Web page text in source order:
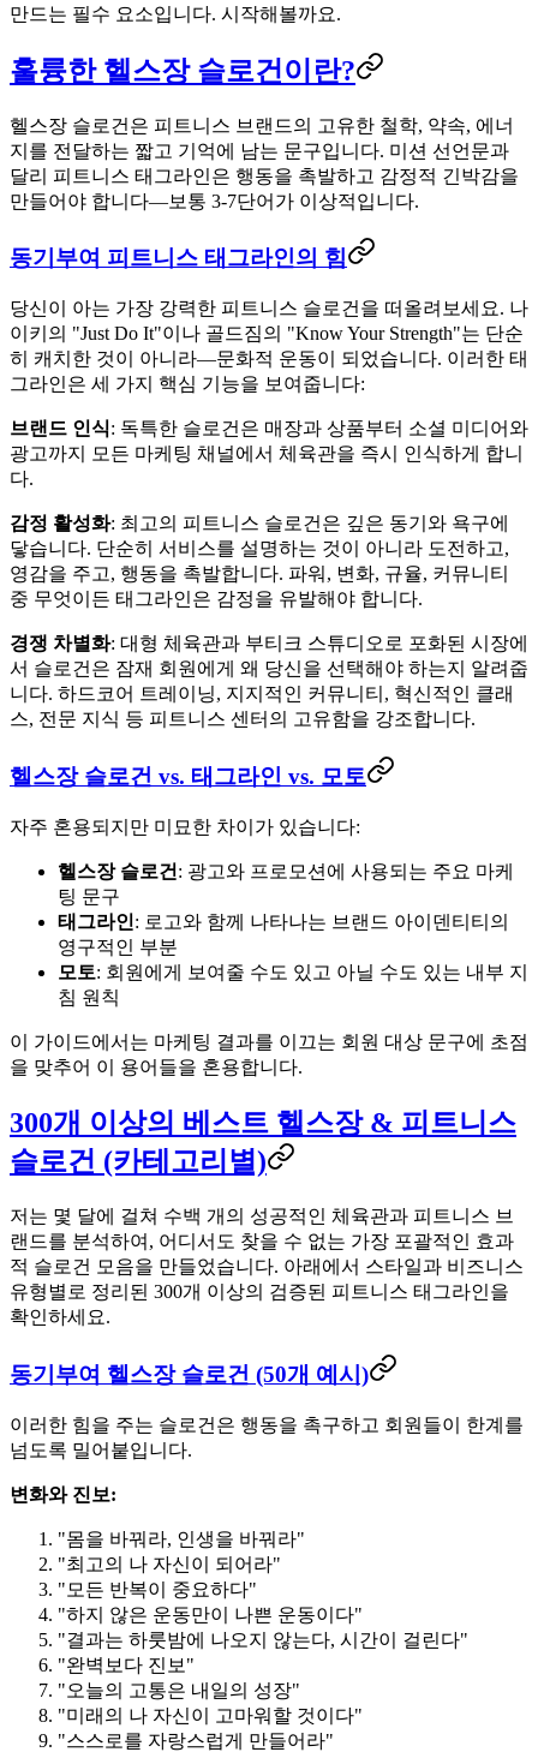
만드는 필수 요소입니다. 시작해볼까요.
훌륭한 헬스장 슬로건이란?
헬스장 슬로건은 피트니스 브랜드의 고유한 철학, 약속, 에너
지를 전달하는 짧고 기억에 남는 문구입니다. 미션 선언문과
달리 피트니스 태그라인은 행동을 촉발하고 감정적 긴박감을
만들어야 합니다—보통 3-7단어가 이상적입니다.
동기부여 피트니스 태그라인의 힘
당신이 아는 가장 강력한 피트니스 슬로건을 떠올려보세요. 나
이키의 "Just Do It"이나 골드짐의 "Know Your Strength"는 단순
히 캐치한 것이 아니라—문화적 운동이 되었습니다. 이러한 태
그라인은 세 가지 핵심 기능을 보여줍니다:
브랜드 인식: 독특한 슬로건은 매장과 상품부터 소셜 미디어와
광고까지 모든 마케팅 채널에서 체육관을 즉시 인식하게 합니
다.
감정 활성화: 최고의 피트니스 슬로건은 깊은 동기와 욕구에
닿습니다. 단순히 서비스를 설명하는 것이 아니라 도전하고,
영감을 주고, 행동을 촉발합니다. 파워, 변화, 규율, 커뮤니티
중 무엇이든 태그라인은 감정을 유발해야 합니다.
경쟁 차별화: 대형 체육관과 부티크 스튜디오로 포화된 시장에
서 슬로건은 잠재 회원에게 왜 당신을 선택해야 하는지 알려줍
니다. 하드코어 트레이닝, 지지적인 커뮤니티, 혁신적인 클래
스, 전문 지식 등 피트니스 센터의 고유함을 강조합니다.
헬스장 슬로건 vs. 태그라인 vs. 모토
자주 혼용되지만 미묘한 차이가 있습니다:
헬스장 슬로건 : 광고와 프로모션에 사용되는 주요 마케
팅 문구
태그라인: 로고와 함께 나타나는 브랜드 아이덴티티의
영구적인 부분
모토: 회원에게 보여줄 수도 있고 아닐 수도 있는 내부 지
침 원칙
이 가이드에서는 마케팅 결과를 이끄는 회원 대상 문구에 초점
을 맞추어 이 용어들을 혼용합니다.
300개 이상의 베스트 헬스장 & 피트니스
슬로건 (카테고리별)
저는 몇 달에 걸쳐 수백 개의 성공적인 체육관과 피트니스 브
랜드를 분석하여, 어디서도 찾을 수 없는 가장 포괄적인 효과
적 슬로건 모음을 만들었습니다. 아래에서 스타일과 비즈니스
유형별로 정리된 300개 이상의 검증된 피트니스 태그라인을
확인하세요.
동기부여 헬스장 슬로건 (50개 예시)
이러한 힘을 주는 슬로건은 행동을 촉구하고 회원들이 한계를
넘도록 밀어붙입니다.
변화와 진보:
"몸을 바꿔라, 인생을 바꿔라"
"최고의 나 자신이 되어라"
"모든 반복이 중요하다"
"하지 않은 운동만이 나쁜 운동이다"
"결과는 하룻밤에 나오지 않는다, 시간이 걸린다"
"완벽보다 진보"
"오늘의 고통은 내일의 성장"
"미래의 나 자신이 고마워할 것이다"
"스스로를 자랑스럽게 만들어라"